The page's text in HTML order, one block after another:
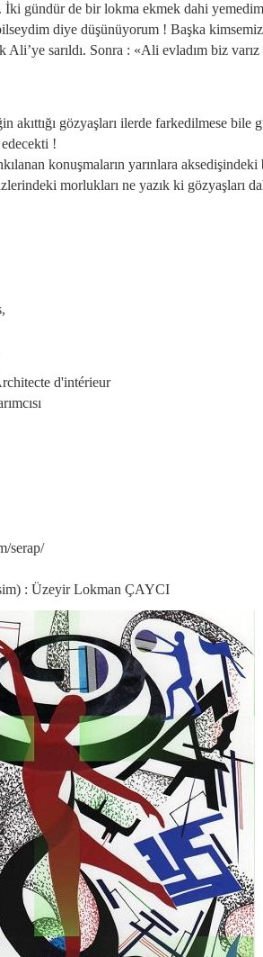
İki gündür de bir lokma ekmek dahi
diye düşünüyorum ! Başka
sarıldı. Sonra : «Ali evladım biz
akıttığı gözyaşları ilerde farkedilmese bile
!
konuşmaların yarınlara
morlukları ne yazık ki gözyaşları
d'intérieur
serap/
: Üzeyir Lokman ÇAYCI